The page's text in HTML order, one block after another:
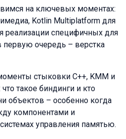
на ключевых моментах:
Kotlin Multiplatform для
реализации специфичных для
первую очередь – верстка
стыковки C++, KMM и
такое биндинги и кто
объектов – особенно когда
компонентами и
управления памятью.